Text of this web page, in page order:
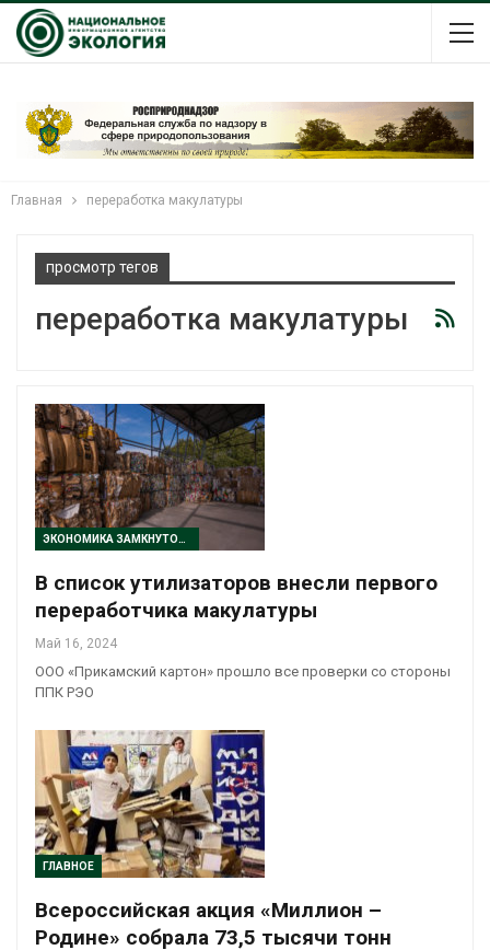
Главная переработка макулатуры
просмотр тегов
переработка макулатуры
ЭКОНОМИКА ЗАМКНУТОГО ЦИКЛА
В список утилизаторов внесли первого
переработчика макулатуры
Май 16, 2024
ООО «Прикамский картон» прошло все проверки со стороны
ППК РЭО
ГЛАВНОЕ
Всероссийская акция «Миллион –
Родине» собрала 73,5 тысячи тонн